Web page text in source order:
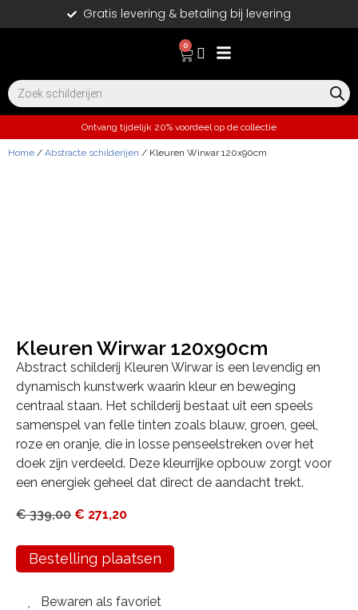
Gratis levering & betaling bij levering
0
Ontvang tijdelijk 20% voordeel op de collectie
Home / Abstracte schilderijen / Kleuren Wirwar 120x90cm
Kleuren Wirwar 120x90cm
Abstract schilderij Kleuren Wirwar is een levendig en
dynamisch kunstwerk waarin kleur en beweging
centraal staan. Het schilderij bestaat uit een speels
samenspel van felle tinten zoals blauw, groen, geel,
roze en oranje, die in losse penseelstreken over het
doek zijn verdeeld. Deze kleurrijke opbouw zorgt voor
een energiek geheel dat direct de aandacht trekt.
€339,00 € 271,20
Bestelling plaatsen
Bewaren als favoriet